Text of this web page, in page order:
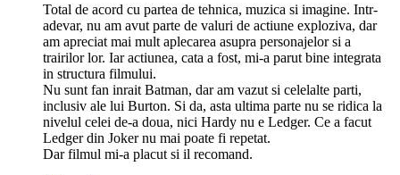
Total de acord cu partea de tehnica, muzica si imagine. Intr-
adevar, nu am avut parte de valuri de actiune exploziva, dar
am apreciat mai mult aplecarea asupra personajelor si a
trairilor lor. Iar actiunea, cata a fost, mi-a parut bine integrata
in structura filmului.
Nu sunt fan inrait Batman, dar am vazut si celelalte parti,
inclusiv ale lui Burton. Si da, asta ultima parte nu se ridica la
nivelul celei de-a doua, nici Hardy nu e Ledger. Ce a facut
Ledger din Joker nu mai poate fi repetat.
Dar filmul mi-a placut si il recomand.